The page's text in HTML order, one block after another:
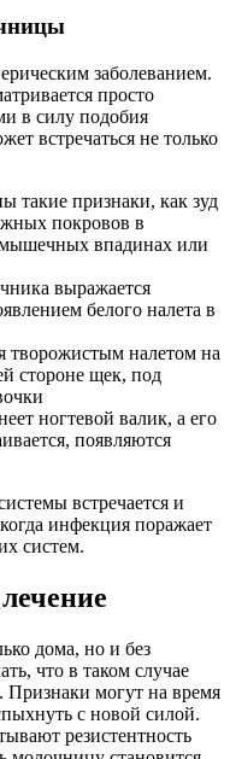
заболеванием.
просто
в силу подобия
встречаться не только
такие признаки, как зуд
покровов в
впадинах или
выражается
белого налета в
творожистым налетом на
стороне щек, под
ногтевой валик, а его
появляются
встречается и
инфекция поражает
систем.
дома, но и без
что в таком случае
Признаки могут на время
с новой силой.
резистентность